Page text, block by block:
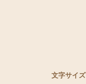
文字サイズ